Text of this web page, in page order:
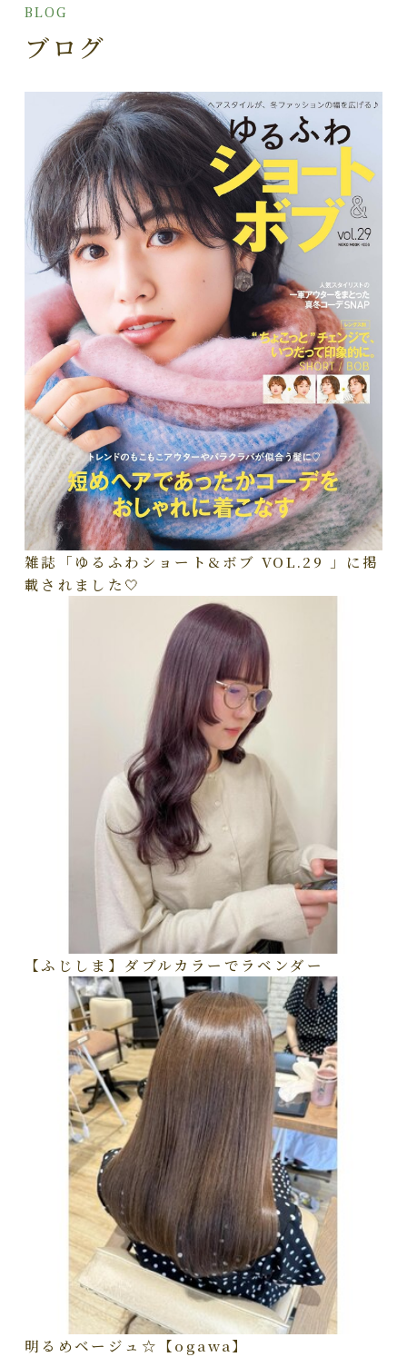
BLOG
ブログ
雑誌「ゆるふわショート&ボブ VOL.29 」に掲
載されました🤍
【ふじしま】ダブルカラーでラベンダー
明るめベージュ☆【ogawa】